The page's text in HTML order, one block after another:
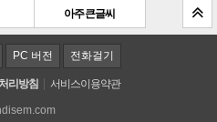
아주 큰 글씨
PC 버전 전화걸기
리방침 서비스이용약관